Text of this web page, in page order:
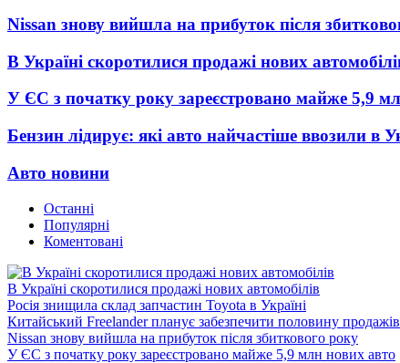
Nissan знову вийшла на прибуток після
В Україні скоротилися продажі нових
У ЄС з початку року зареєстровано майже 5,9
Бензин лідирує: які авто найчастіше ввозили в
Авто новини
Останні
Популярні
Коментовані
В Україні скоротилися продажі нових автомобілів
Росія знищила склад запчастин Toyota в Україні
Китайський Freelander планує забезпечити половину
Nissan знову вийшла на прибуток після збиткового року
У ЄС з початку року зареєстровано майже 5,9 млн нових авто